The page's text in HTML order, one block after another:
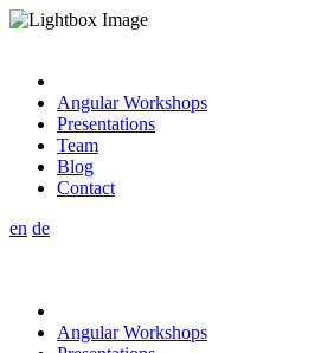
Angular Workshops
Presentations
Team
Blog
Contact
en de
Angular Workshops